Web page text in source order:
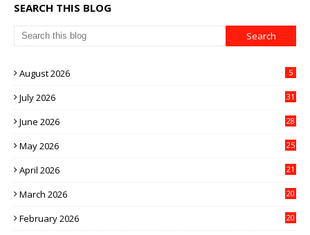
SEARCH THIS BLOG
August 2026 5
July 2026 31
June 2026 28
May 2026 25
April 2026 21
March 2026 20
February 2026 20